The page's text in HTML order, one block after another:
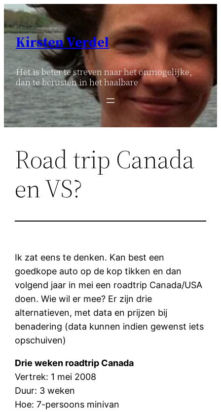
Ga
naar
inhoud
Kirsten Verdel
Het is beter te streven naar het onmogelijke,
dan te berusten in het haalbare
Road trip Canada
en VS?
Ik zat eens te denken. Kan best een
goedkope auto op de kop tikken en dan
volgend jaar in mei een roadtrip Canada/USA
doen. Wie wil er mee? Er zijn drie
alternatieven, met data en prijzen bij
benadering (data kunnen indien gewenst iets
opschuiven)
Drie weken roadtrip Canada
Vertrek: 1 mei 2008
Duur: 3 weken
Hoe: 7-persoons minivan